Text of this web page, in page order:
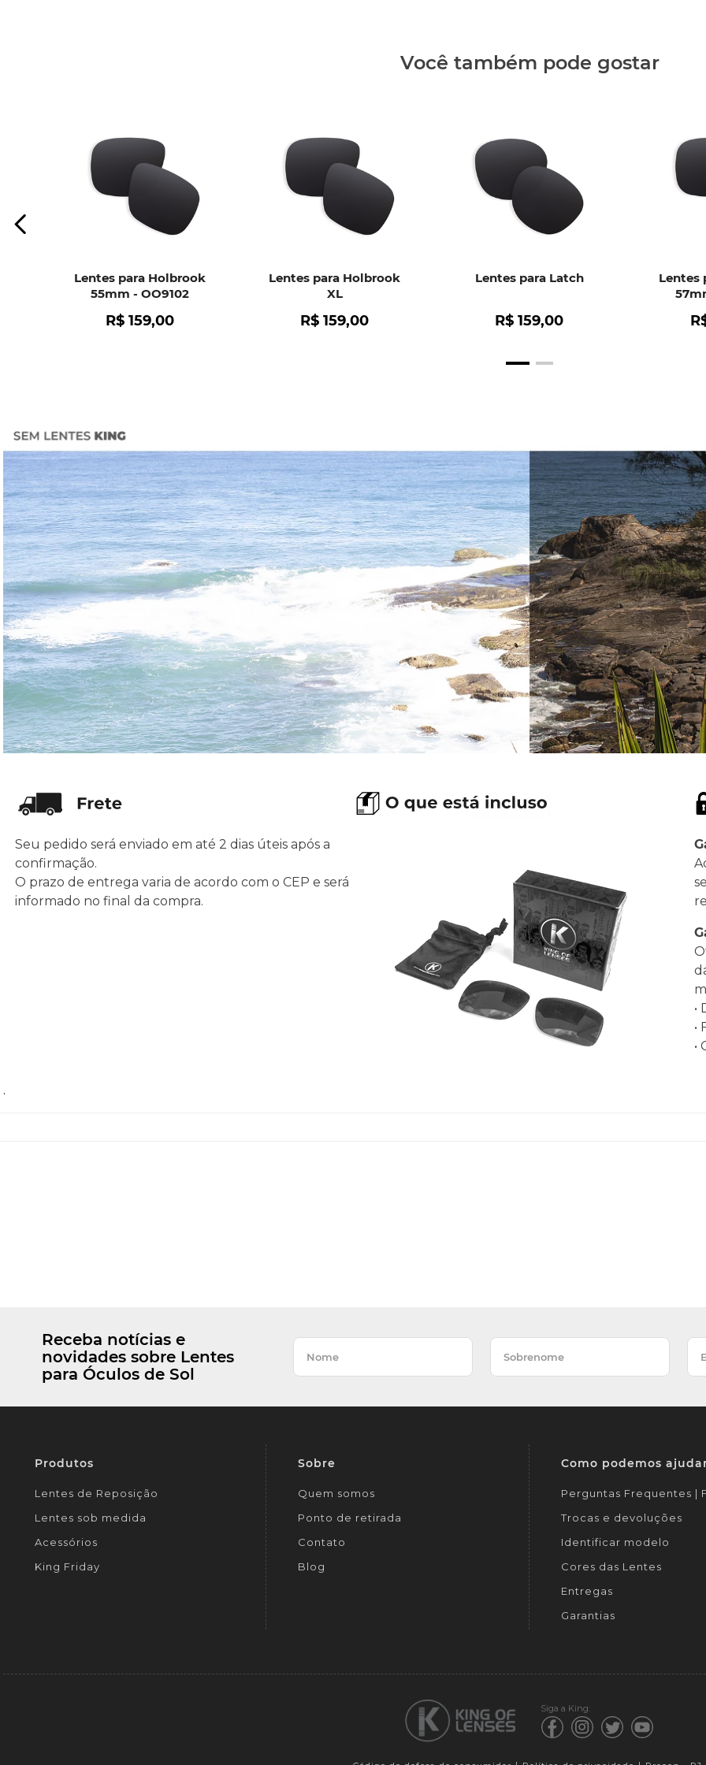
Você também pode gostar
Lentes para Holbrook
55mm - OO9102
R$ 159,00
Lentes para Holbrook
XL
R$ 159,00
Lentes para Latch
R$ 159,00
Lentes
Seu pedido será enviado em até 2 dias úteis após a
confirmação.
O prazo de entrega varia de acordo com o CEP e será
informado no final da compra.
•
•
•
.
Receba notícias e
novidades sobre Lentes
para Óculos de Sol
Produtos
Lentes de Reposição
Lentes sob medida
Acessórios
King Friday
Sobre
Quem somos
Ponto de retirada
Contato
Blog
Como podemos
Perguntas Frequentes |
Trocas e devoluções
Identificar modelo
Cores das Lentes
Entregas
Garantias
Siga a King: